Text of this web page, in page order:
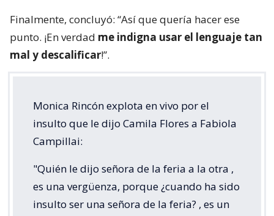
Finalmente, concluyó: “Así que quería hacer ese
punto. ¡En verdad me indigna usar el lenguaje tan
mal y descalificar!”.
Monica Rincón explota en vivo por el
insulto que le dijo Camila Flores a Fabiola
Campillai:
"Quién le dijo señora de la feria a la otra ,
es una vergüenza, porque ¿cuando ha sido
insulto ser una señora de la feria? , es un